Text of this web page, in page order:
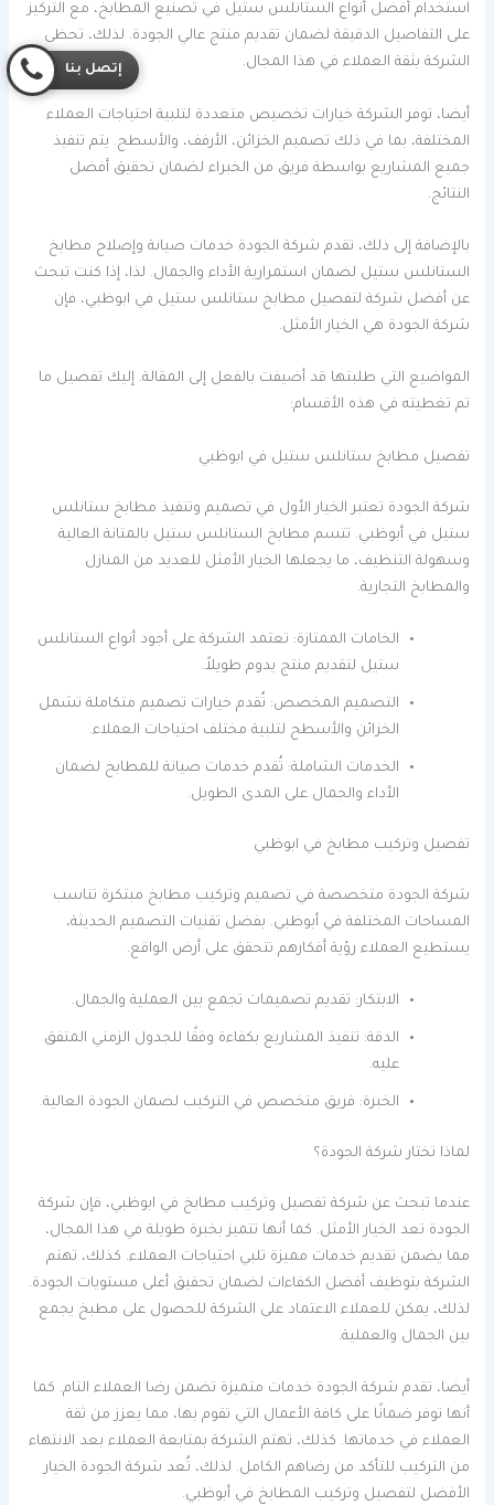
استخدام أفضل أنواع الستانلس ستيل في تصنيع المطابخ، مع التركيز
على التفاصيل الدقيقة لضمان تقديم منتج عالي الجودة. لذلك، تحظى
الشركة بثقة العملاء في هذا المجال.
أيضا، توفر الشركة خيارات تخصيص متعددة لتلبية احتياجات العملاء
المختلفة، بما في ذلك تصميم الخزائن، الأرفف، والأسطح. يتم تنفيذ
جميع المشاريع بواسطة فريق من الخبراء لضمان تحقيق أفضل
النتائج.
بالإضافة إلى ذلك، تقدم شركة الجودة خدمات صيانة وإصلاح مطابخ
الستانلس ستيل لضمان استمرارية الأداء والجمال. لذا، إذا كنت تبحث
عن أفضل شركة لتفصيل مطابخ ستانلس ستيل في ابوظبي، فإن
شركة الجودة هي الخيار الأمثل.
المواضيع التي طلبتها قد أضيفت بالفعل إلى المقالة. إليك تفصيل ما
تم تغطيته في هذه الأقسام:
تفصيل مطابخ ستانلس ستيل في ابوظبي
شركة الجودة تعتبر الخيار الأول في تصميم وتنفيذ مطابخ ستانلس
ستيل في أبوظبي. تتسم مطابخ الستانلس ستيل بالمتانة العالية
وسهولة التنظيف، ما يجعلها الخيار الأمثل للعديد من المنازل
والمطابخ التجارية.
الخامات الممتازة: تعتمد الشركة على أجود أنواع الستانلس
ستيل لتقديم منتج يدوم طويلاً.
التصميم المخصص: تُقدم خيارات تصميم متكاملة تشمل
الخزائن والأسطح لتلبية مختلف احتياجات العملاء.
الخدمات الشاملة: تُقدم خدمات صيانة للمطابخ لضمان
الأداء والجمال على المدى الطويل.
تفصيل وتركيب مطابخ في ابوظبي
شركة الجودة متخصصة في تصميم وتركيب مطابخ مبتكرة تناسب
المساحات المختلفة في أبوظبي. بفضل تقنيات التصميم الحديثة،
يستطيع العملاء رؤية أفكارهم تتحقق على أرض الواقع.
الابتكار: تقديم تصميمات تجمع بين العملية والجمال.
الدقة: تنفيذ المشاريع بكفاءة وفقًا للجدول الزمني المتفق
عليه.
الخبرة: فريق متخصص في التركيب لضمان الجودة العالية.
لماذا تختار شركة الجودة؟
عندما تبحث عن شركة تفصيل وتركيب مطابخ في ابوظبي، فإن شركة
الجودة تعد الخيار الأمثل. كما أنها تتميز بخبرة طويلة في هذا المجال،
مما يضمن تقديم خدمات مميزة تلبي احتياجات العملاء. كذلك، تهتم
الشركة بتوظيف أفضل الكفاءات لضمان تحقيق أعلى مستويات الجودة.
لذلك، يمكن للعملاء الاعتماد على الشركة للحصول على مطبخ يجمع
بين الجمال والعملية.
أيضا، تقدم شركة الجودة خدمات متميزة تضمن رضا العملاء التام. كما
أنها توفر ضمانًا على كافة الأعمال التي تقوم بها، مما يعزز من ثقة
العملاء في خدماتها. كذلك، تهتم الشركة بمتابعة العملاء بعد الانتهاء
من التركيب للتأكد من رضاهم الكامل. لذلك، تُعد شركة الجودة الخيار
الأفضل لتفصيل وتركيب المطابخ في أبوظبي.
إتصل بنا